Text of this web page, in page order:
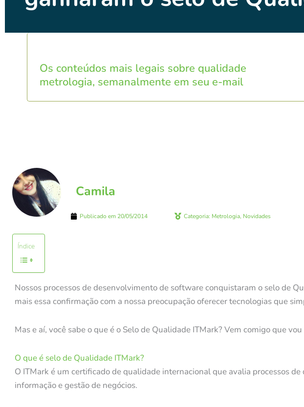
Os conteúdos mais legais sobre qualidade
metrologia, semanalmente em seu e-mail
Camila
Publicado em 20/05/2014 Categoria: Metrologia, Novidades
Índice
Nossos processos de desenvolvimento de software conquistaram o selo de
mais essa confirmação com a nossa preocupação oferecer tecnologias que
Mas e aí, você sabe o que é o Selo de Qualidade ITMark? Vem comigo que
O que é selo de Qualidade ITMark?
O ITMark é um certificado de qualidade internacional que avalia processos
informação e gestão de negócios.